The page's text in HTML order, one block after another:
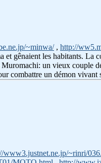
~minwa/, http://
gênaient les habitants. La
un vieux couple
combattre un démon vivant
www3.justnet.ne.jp/~rinri/